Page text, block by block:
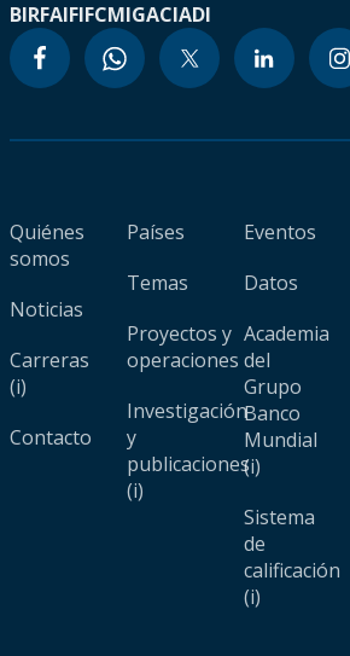
BIRFAIFIFCMIGACIADI
Quiénes
somos
Noticias
Carreras
(i)
Contacto
Países
Temas
Proyectos y
operaciones
Investigación
y
publicaciones
(i)
Eventos
Datos
Academia
del
Grupo
Banco
Mundial
(i)
Sistema
de
calificación
(i)